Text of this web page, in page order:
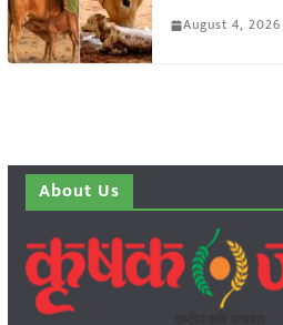
August 4, 2026
About Us